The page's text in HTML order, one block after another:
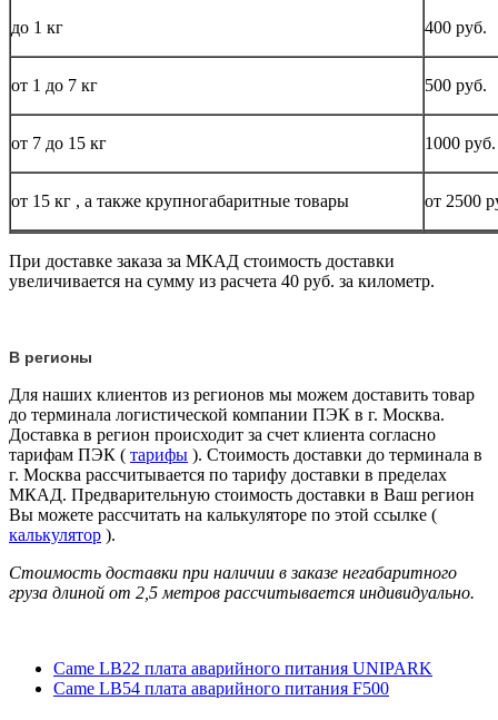
до 1 кг 400 руб.
от 1 до 7 кг 500 руб.
от 7 до 15 кг 1000 руб.
от 15 кг , а также крупногабаритные товары от 2500
При доставке заказа за МКАД стоимость доставки
увеличивается на сумму из расчета 40 руб. за километр.
В регионы
Для наших клиентов из регионов мы можем доставить товар
до терминала логистической компании ПЭК в г. Москва.
Доставка в регион происходит за счет клиента согласно
тарифам ПЭК ( тарифы ). Стоимость доставки до терминала в
г. Москва рассчитывается по тарифу доставки в пределах
МКАД. Предварительную стоимость доставки в Ваш регион
Вы можете рассчитать на калькуляторе по этой ссылке (
калькулятор ).
Стоимость доставки при наличии в заказе негабаритного
груза длиной от 2,5 метров рассчитывается индивидуально.
Came LB22 плата аварийного питания UNIPARK
Came LB54 плата аварийного питания F500